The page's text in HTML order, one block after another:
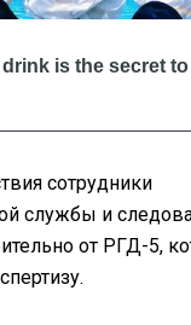
сотрудники
службы и
от РГД-5,